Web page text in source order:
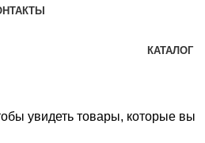
КАТАЛОГ
увидеть товары, которые вы